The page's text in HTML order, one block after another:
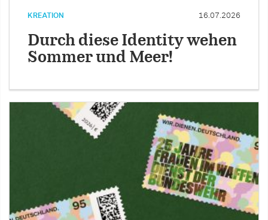
KREATION 16.07.2026
Durch diese Identity wehen
Sommer und Meer!